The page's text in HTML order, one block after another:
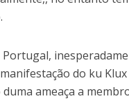
Portugal,
do ku Klux
ameaça a